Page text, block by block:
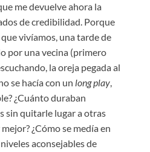
me devuelve ahora la
de credibilidad. Porque
vivíamos, una tarde de
por una vecina (primero
la oreja pegada al
se hacía con un long play,
¿Cuánto duraban
sin quitarle lugar a otras
¿Cómo se medía en
aconsejables de